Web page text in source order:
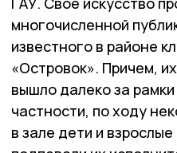
многочисленной
известного в районе
«Островок». Причем,
вышло далеко за
частности, по ходу
в зале дети и